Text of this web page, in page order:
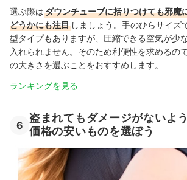
選ぶ際はダウンチューブに括りつけても邪魔
どうかにも注目 しましょう。手のひらサイズ
型タイプもありますが、圧縮できる空気が少
入れられません。そのため利便性を求めるの
の大きさを選ぶことをおすすめします。
ランキングを見る
6
盗まれてもダメージがないよ
価格の安いものを選ぼう